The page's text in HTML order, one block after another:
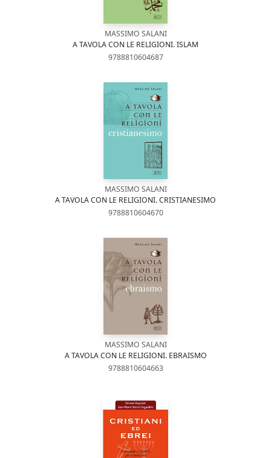
MASSIMO SALANI
A TAVOLA CON LE RELIGIONI. ISLAM
9788810604687
MASSIMO SALANI
A TAVOLA CON LE RELIGIONI. CRISTIANESIMO
9788810604670
MASSIMO SALANI
A TAVOLA CON LE RELIGIONI. EBRAISMO
9788810604663